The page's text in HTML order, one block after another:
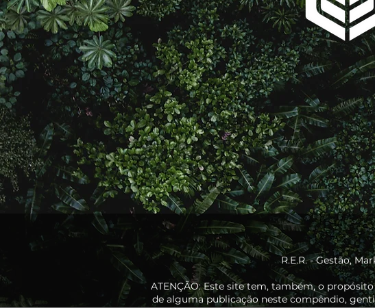
R.E.R. - Gestão,
ATENÇÃO: Este site tem, também, o
de alguma publicação neste compêndio,